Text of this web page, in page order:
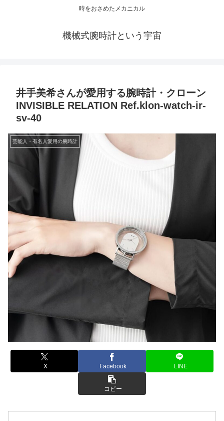
時をおさめたメカニカル
機械式腕時計という宇宙
井手美希さんが愛用する腕時計・クローン
INVISIBLE RELATION Ref.klon-watch-ir-
sv-40
芸能人・有名人愛用の腕時計
X Facebook LINE
コピー